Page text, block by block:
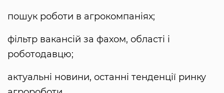
пошук роботи в агрокомпаніях;
фільтр вакансій за фахом, області і
роботодавцю;
актуальні новини, останні тенденції ринку